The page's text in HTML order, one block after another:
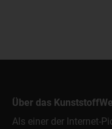
Über das
Als einer der Internet-